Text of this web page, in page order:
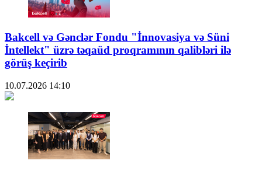
Bakcell və Gənclər Fondu "İnnovasiya və Süni
İntellekt" üzrə təqaüd proqramının qalibləri ilə
görüş keçirib
10.07.2026 14:10